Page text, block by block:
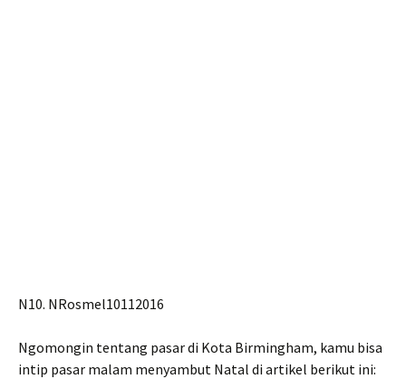
N10. NRosmel10112016
Ngomongin tentang pasar di Kota Birmingham, kamu bisa
intip pasar malam menyambut Natal di artikel berikut ini: